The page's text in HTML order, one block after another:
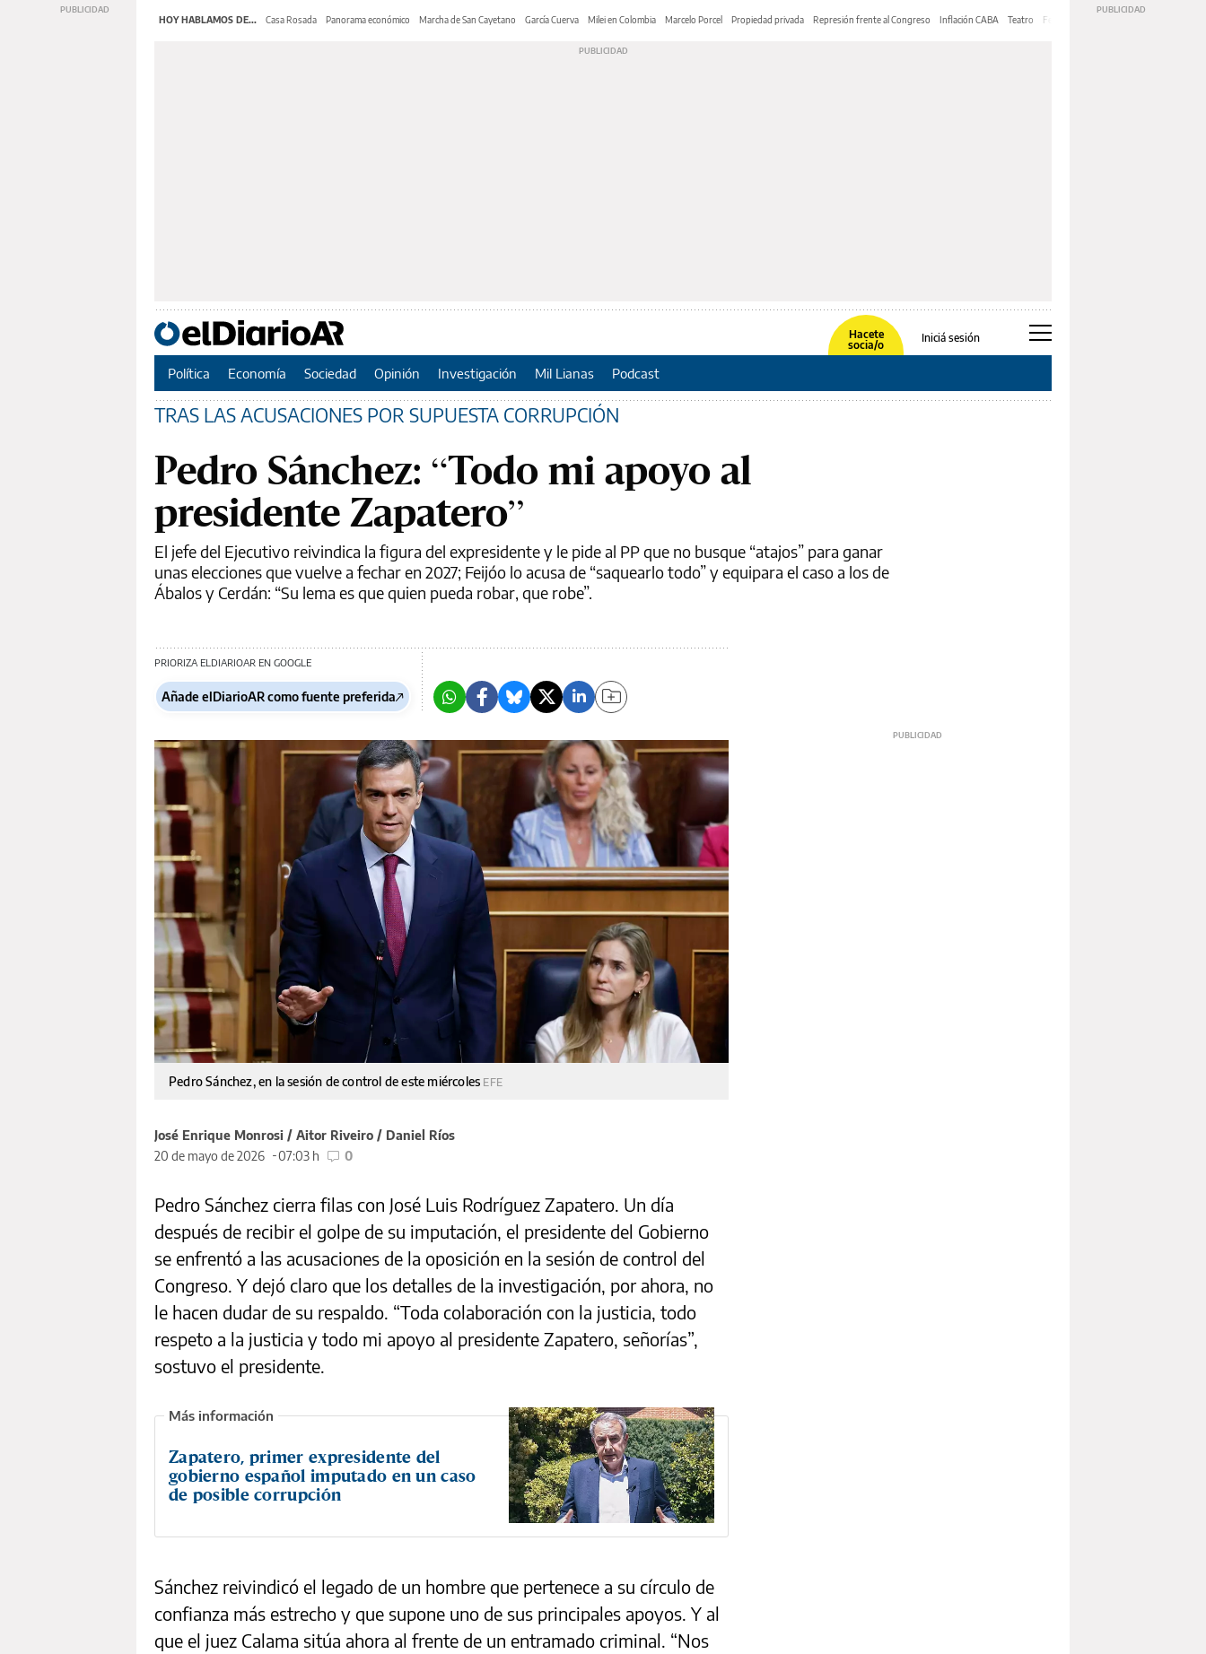
HOY HABLAMOS DE... Casa Rosada Panorama económico Marcha de San Cayetano García Cuerva Milei en Colombia Marcelo Porcel Propiedad privada Represión frente al Congreso Inflación CABA Teatro Feria de Editores
Hacete
socia/o
Iniciá sesión
Política Economía Sociedad Opinión Investigación Mil Lianas Podcast
TRAS LAS ACUSACIONES POR SUPUESTA CORRUPCIÓN
Pedro Sánchez: “Todo mi apoyo al
presidente Zapatero”
El jefe del Ejecutivo reivindica la figura del expresidente y le pide al PP que no busque “atajos” para ganar
unas elecciones que vuelve a fechar en 2027; Feijóo lo acusa de “saquearlo todo” y equipara el caso a los de
Ábalos y Cerdán: “Su lema es que quien pueda robar, que robe”.
PRIORIZA ELDIARIOAR EN GOOGLE
Añade elDiarioAR como fuente preferida
Pedro Sánchez, en la sesión de control de este miércoles EFE
José Enrique Monrosi / Aitor Riveiro / Daniel Ríos
20 de mayo de 2026
07:03 h 0
Pedro Sánchez cierra filas con José Luis Rodríguez Zapatero. Un día
después de recibir el golpe de su imputación, el presidente del Gobierno
se enfrentó a las acusaciones de la oposición en la sesión de control del
Congreso. Y dejó claro que los detalles de la investigación, por ahora, no
le hacen dudar de su respaldo. “Toda colaboración con la justicia, todo
respeto a la justicia y todo mi apoyo al presidente Zapatero, señorías”,
sostuvo el presidente.
Zapatero, primer expresidente del
gobierno español imputado en un caso
de posible corrupción
Sánchez reivindicó el legado de un hombre que pertenece a su círculo de
confianza más estrecho y que supone uno de sus principales apoyos. Y al
que el juez Calama sitúa ahora al frente de un entramado criminal. “Nos